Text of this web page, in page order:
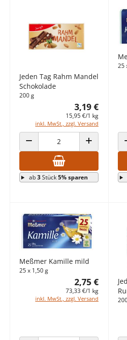
Jeden Tag Rahm Mandel
Schokolade
200 g
3,19 €
15,95 €/1 kg
inkl. MwSt., zzgl. Versand
ANZAHL VERRINGERN ANZAHL
ab3Stück5% sparen
25
Meßmer Kamille mild
25 x 1,50 g
2,75 €
73,33 €/1 kg
inkl. MwSt., zzgl. Versand